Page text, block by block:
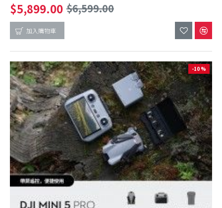
$5,899.00 $6,599.00
加入購物車
-10 %